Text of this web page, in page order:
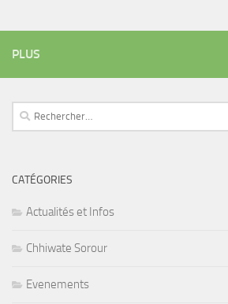
PLUS
Rechercher :
CATÉGORIES
Actualités et Infos
Chhiwate Sorour
Evenements